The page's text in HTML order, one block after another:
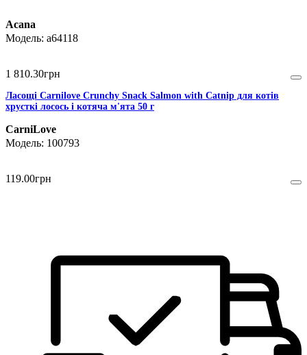
Acana
a64118
1 810.30грн
Ласощі Carnilove Crunchy Snack Salmon with Catnip для котів
хрусткі лосось і котяча м'ята 50 г
CarniLove
100793
119.00грн